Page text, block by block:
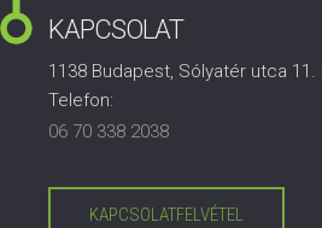
KAPCSOLAT
1138 Budapest, Sólyatér utca
Telefon:
06 70 338 2038
KAPCSOLATFELVÉTEL